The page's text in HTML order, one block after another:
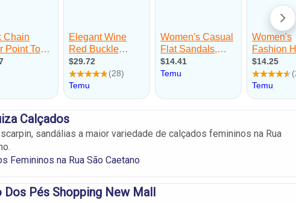
Calçados
sandálias a maior variedade de calçados femininos na Rua
Femininos na Rua São Caetano
Dos Pés Shopping New Mall